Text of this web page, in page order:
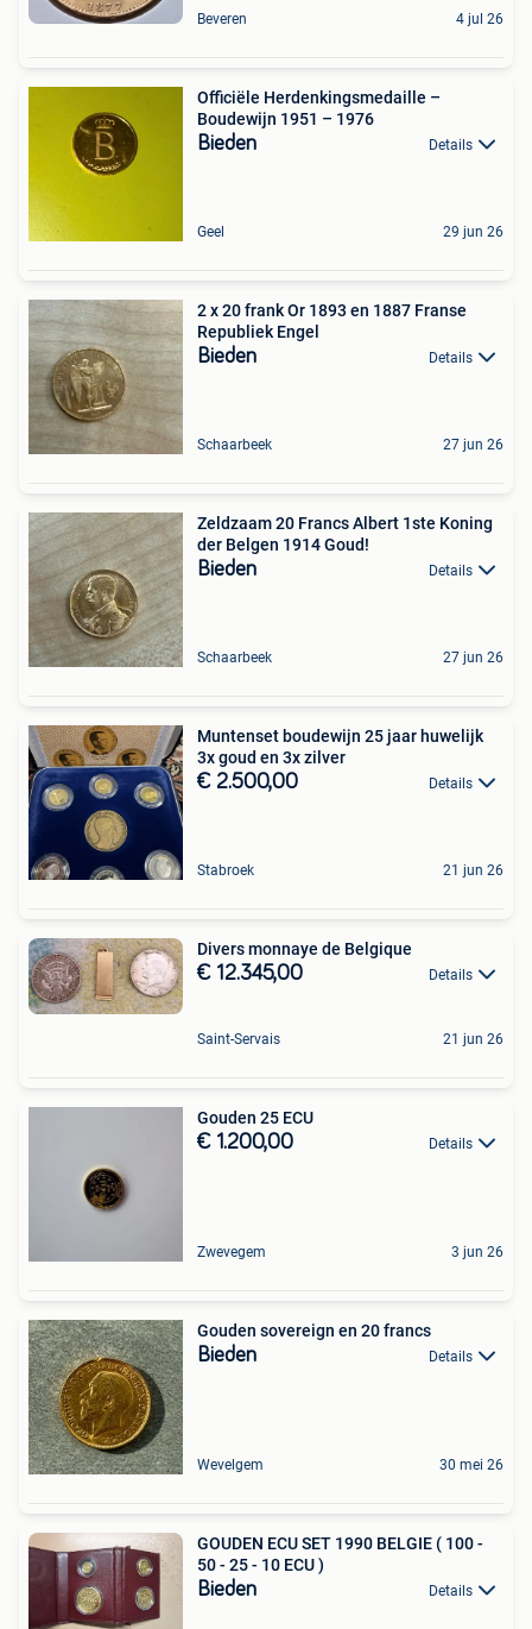
Beveren 4 jul 26
Officiële Herdenkingsmedaille –
Boudewijn 1951 – 1976
Bieden Details
Geel 29 jun 26
2 x 20 frank Or 1893 en 1887 Franse
Republiek Engel
Bieden Details
Schaarbeek 27 jun 26
Zeldzaam 20 Francs Albert 1ste Koning
der Belgen 1914 Goud!
Bieden Details
Schaarbeek 27 jun 26
Muntenset boudewijn 25 jaar huwelijk
3x goud en 3x zilver
€ 2.500,00 Details
Stabroek 21 jun 26
Divers monnaye de Belgique
€ 12.345,00 Details
Saint-Servais 21 jun 26
Gouden 25 ECU
€ 1.200,00 Details
Zwevegem 3 jun 26
Gouden sovereign en 20 francs
Bieden Details
Wevelgem 30 mei 26
GOUDEN ECU SET 1990 BELGIE ( 100 -
50 - 25 - 10 ECU )
Bieden Details